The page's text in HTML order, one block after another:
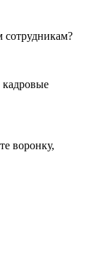
сотрудникам?
кадровые
воронку,